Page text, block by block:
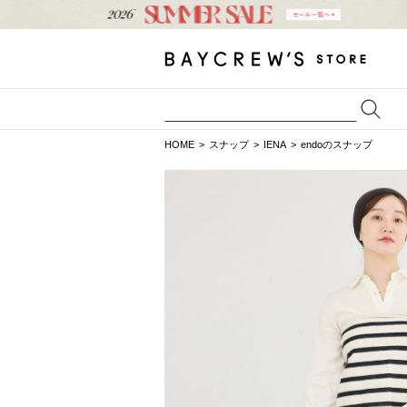
HOME スナップ IENA endoのスナップ